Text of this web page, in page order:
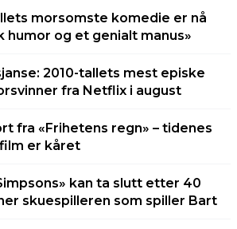
morsomste komedie er nå
humor og et genialt manus»
2010-tallets mest episke
fra Netflix i august
fra «Frihetens regn» – tidenes
er kåret
kan ta slutt etter 40
skuespilleren som spiller Bart